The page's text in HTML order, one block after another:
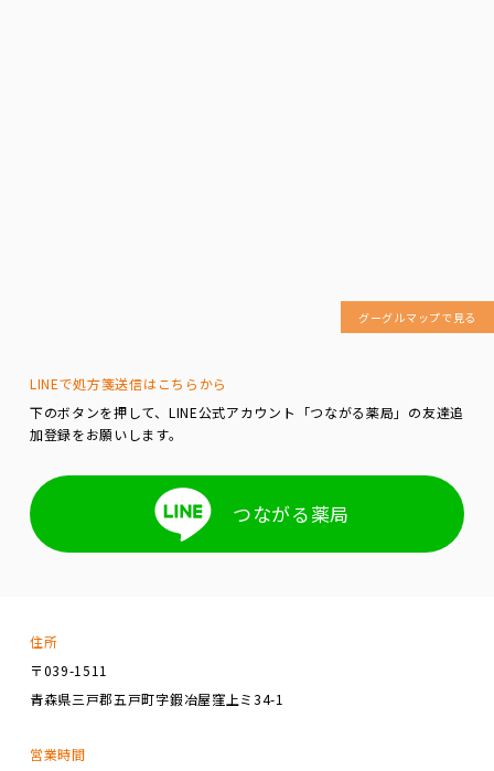
グーグルマップで見る
LINEで処方箋送信はこちらから
下のボタンを押して、LINE公式アカウント「つながる薬局」の友達追
加登録をお願いします。
つながる薬局
住所
〒039-1511
青森県三戸郡五戸町字鍜冶屋窪上ミ34-1
営業時間